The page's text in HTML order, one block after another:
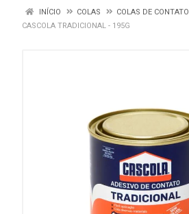
INÍCIO COLAS
COLAS DE CONTATO
CASCOLA TRADICIONAL - 195G